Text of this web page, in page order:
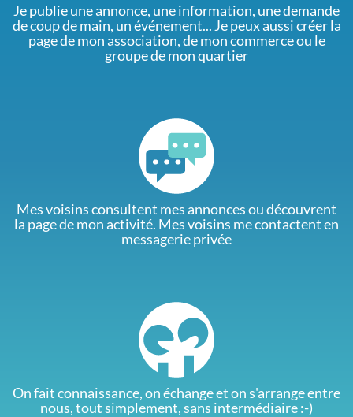
Je publie une annonce, une information, une demande
de coup de main, un événement... Je peux aussi créer la
page de mon association, de mon commerce ou le
groupe de mon quartier
Mes voisins consultent mes annonces ou découvrent
la page de mon activité. Mes voisins me contactent en
messagerie privée
On fait connaissance, on échange et on s'arrange entre
nous, tout simplement, sans intermédiaire :-)